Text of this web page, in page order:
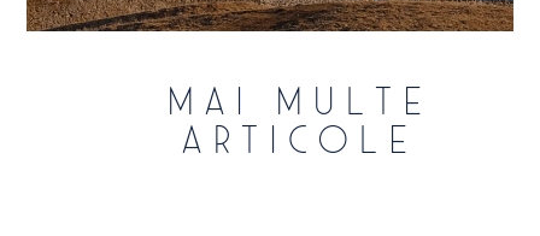
Mai multe
articole